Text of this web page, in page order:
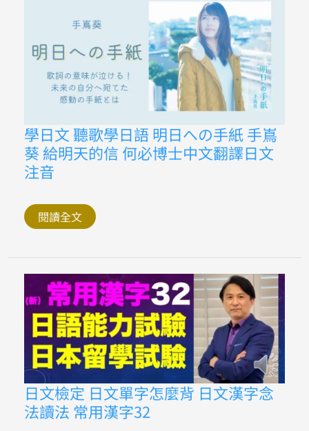
學日文 聽歌學日語 明日への手紙 手嶌
葵 給明天的信 何必博士中文翻譯日文
注音
學
日
文
聽
歌
學
語
明
日
手
紙
手
嶌
葵
給
明
天
的
信
何
必
博
士
中
閱讀全文
日文檢定 日文單字怎麼背 日文漢字念
法讀法 常用漢字32
日
文
檢
定